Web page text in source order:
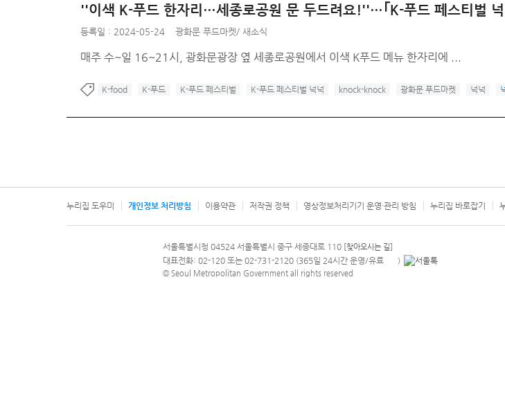
''이색 K-푸드 한자리…세종로공원 문 두드려요!''…｢K-푸드 페스티벌
등록일 : 2024-05-24 광화문 푸드마켓/ 새소식
매주 수~일 16~21시, 광화문광장 옆 세종로공원에서 이색 K푸드 메뉴 한자리에 ...
K-food K-푸드 K-푸드 페스티벌 K-푸드 페스티벌 넉넉 knock-knock 광화문 푸드마켓 넉넉
누리집 도우미 개인정보 처리방침 이용약관 저작권 정책 영상정보처리기기 운영·관리 방침 누리집 바로잡기
문의 전화번호 120, 120 다산콜재단
서울특별시청 04524 서울특별시 중구 세종대로 110 [찾아오시는 길]
대표전화: 02-120 또는 02-731-2120 (365일 24시간 운영/유료 안내팝업 열기
)
© Seoul Metropolitan Government all rights reserved